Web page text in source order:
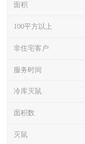
面积
100平方以上
非住宅客户
服务时间
冷库灭鼠
面积数
灭鼠